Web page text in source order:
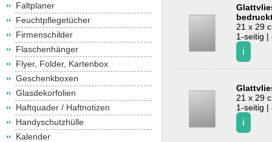
Faltplaner
Feuchtpflegetücher
Firmenschilder
Flaschenhänger
Flyer, Folder, Kartenbox
Geschenkboxen
Glasdekorfolien
Haftquader / Haftnotizen
Handyschutzhülle
Kalender
21 x 29
1-seitig |
21 x 29
1-seitig |